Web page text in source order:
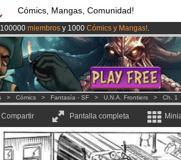
Cómics, Mangas, Comunidad!
miembros y 1000 Cómics y Mangas!.
Premium por3.95 eurosal mes!Hazte Premium ya
Amilova está desormado lanzado!.
> Cómics > Fantasía - SF > U.N.A. Frontiers > Ch. 1
Compartir Pantalla completa